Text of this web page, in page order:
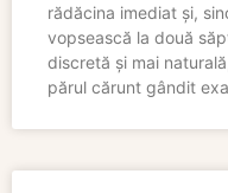
rădăcina imediat și,
vopsească la două
discretă și mai
părul cărunt gândit